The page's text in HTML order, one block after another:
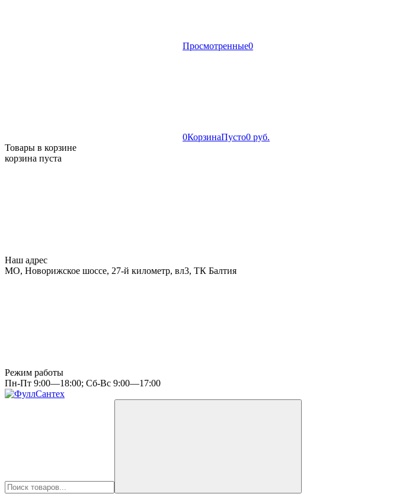
Просмотренные0
0КорзинаПусто0 руб.
Товары в корзине
корзина пуста
Наш адрес
МО, Новорижское шоссе, 27-й километр, вл3, ТК Балтия
Режим работы
Пн-Пт 9:00—18:00; Сб-Вс 9:00—17:00